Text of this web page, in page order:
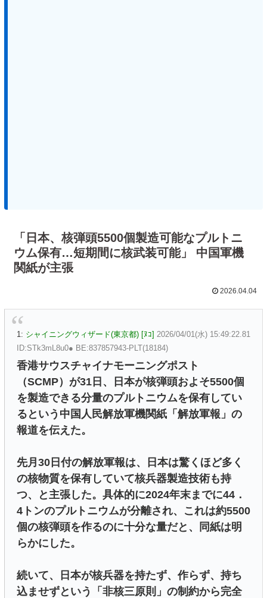
「日本、核弾頭5500個製造可能なプルトニ
ウム保有…短期間に核武装可能」 中国軍機
関紙が主張
2026.04.04
1: シャイニングウィザード(東京都) [ﾇｺ] 2026/04/01(水) 15:49:22.81
ID:STk3mL8u0● BE:837857943-PLT(18184)
香港サウスチャイナモーニングポスト
（SCMP）が31日、日本が核弾頭およそ5500個
を製造できる分量のプルトニウムを保有してい
るという中国人民解放軍機関紙「解放軍報」の
報道を伝えた。
先月30日付の解放軍報は、日本は驚くほど多く
の核物質を保有していて核兵器製造技術も持
つ、と主張した。具体的に2024年末までに44．
4トンのプルトニウムが分離され、これは約5500
個の核弾頭を作るのに十分な量だと、同紙は明
らかにした。
続いて、日本が核兵器を持たず、作らず、持ち
込ませずという「非核三原則」の制約から完全